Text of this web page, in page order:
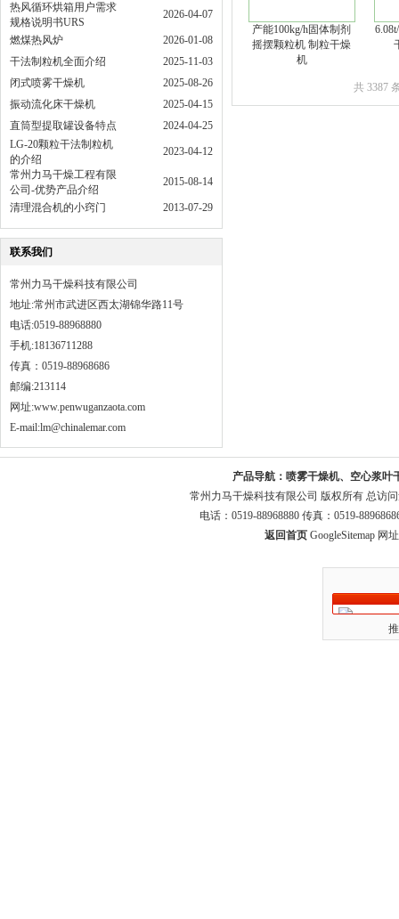
热风循环烘箱用户需求
规格说明书URS
2026-04-07
燃煤热风炉
2026-01-08
干法制粒机全面介绍
2025-11-03
闭式喷雾干燥机
2025-08-26
振动流化床干燥机
2025-04-15
直筒型提取罐设备特点
2024-04-25
LG-20颗粒干法制粒机
的介绍
2023-04-12
常州力马干燥工程有限
公司-优势产品介绍
2015-08-14
清理混合机的小窍门 2013-07-29
联系我们
常州力马干燥科技有限公司
地址:常州市武进区西太湖锦华路11号
电话:0519-88968880
手机:18136711288
传真：0519-88968686
邮编:213114
网址:www.penwuganzaota.com
E-mail:lm@chinalemar.com
产能100kg/h固体制剂
摇摆颗粒机 制粒干燥
机
共 3387
产品导航： 喷雾干燥机、空心浆叶
常州力马干燥科技有限公司 版权所有 总访
电话：0519-88968880 传真：0519-
返回首页 GoogleSitemap网址